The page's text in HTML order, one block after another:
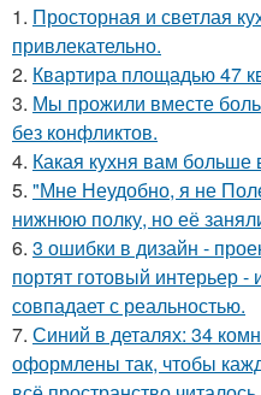
1. Просторная и светлая
привлекательно.
2. Квартира площадью 47
3. Мы прожили вместе
без конфликтов.
4. Какая кухня вам больше
5. "Мне Неудобно, я не
нижнюю полку, но её
6. 3 ошибки в дизайн -
портят готовый интерьер
совпадает с реальностью.
7. Синий в деталях: 34
оформлены так, чтобы